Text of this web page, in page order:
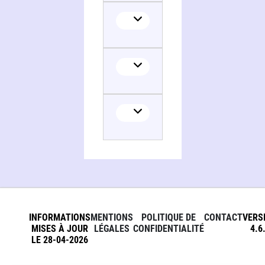
INFORMATIONS
MISES À JOUR
LE 28-04-2026
MENTIONS
LÉGALES
POLITIQUE DE
CONFIDENTIALITÉ
CONTACT